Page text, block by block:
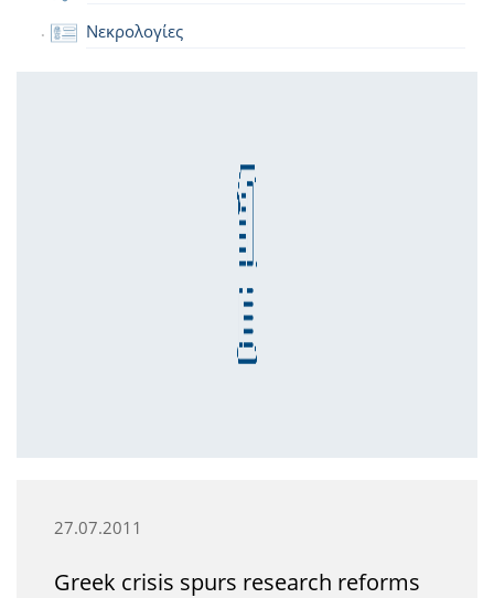
Νεκρολογίες
27.07.2011
Greek crisis spurs research reforms